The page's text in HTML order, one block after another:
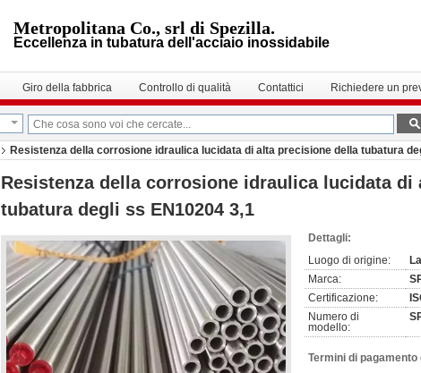
Metropolitana Co., srl di Spezilla.
Eccellenza in tubatura dell'acciaio inossidabile
Giro della fabbrica Controllo di qualità Contattici Richiedere un
Resistenza della corrosione idraulica lucidata di alta precisione della tubatura
Resistenza della corrosione idraulica lucidata di
tubatura degli ss EN10204 3,1
Dettagli:
Luogo di origine:
Marca:
Certificazione:
Numero di
modello:
Termini di pagamento